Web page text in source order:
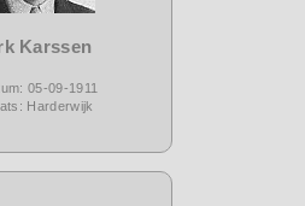
Karssen
05-09-1911
Harderwijk